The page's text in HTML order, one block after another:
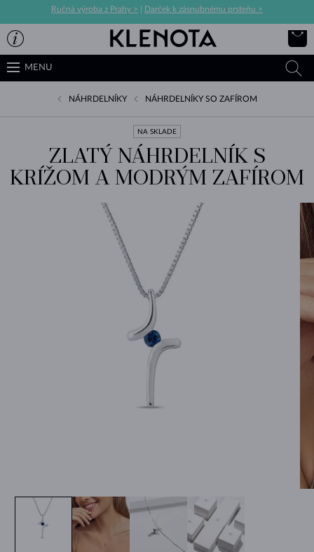
Ručná výroba z Prahy > Darček k zásnubnému prsteňu >
MENU
NÁHRDELNÍKY NÁHRDELNÍKY SO ZAFÍROM
NA SKLADE
ZLATÝ NÁHRDELNÍK S
KRÍŽOM A MODRÝM ZAFÍROM